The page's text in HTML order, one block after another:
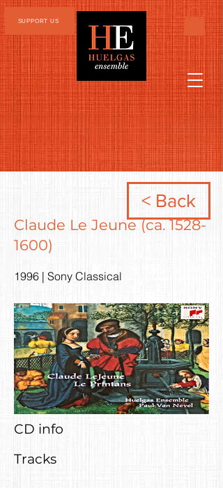
SUPPORT US
< Back
Claude Le Jeune (ca.1528-
1600)
1996 | Sony Classical
CD info
Tracks